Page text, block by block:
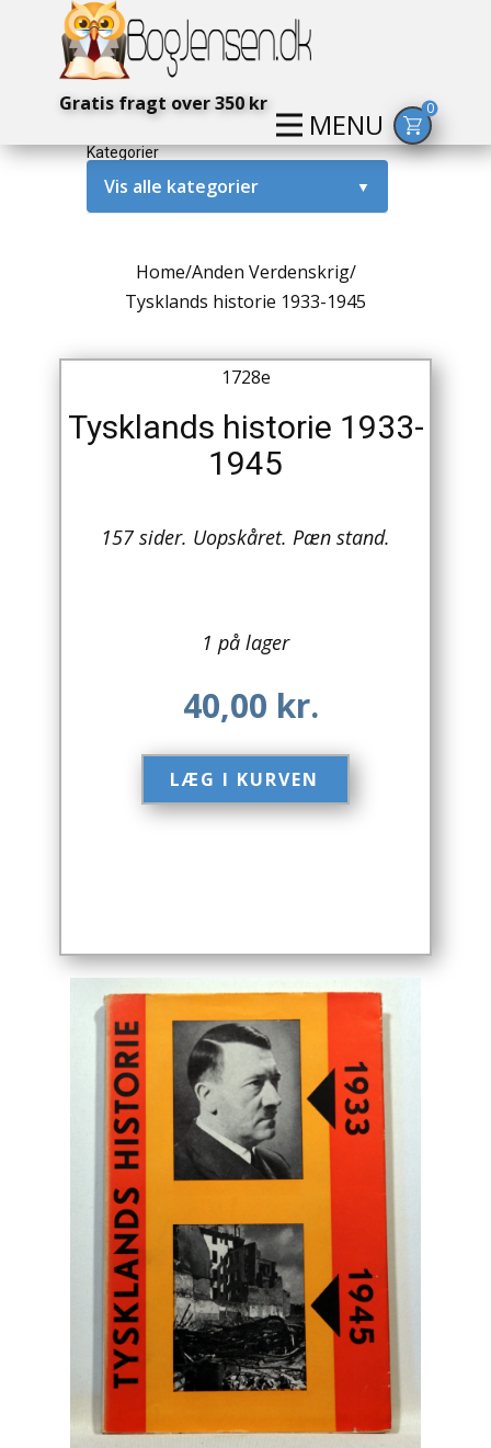
MENU
Gratis fragt over 350 kr 0
Kategorier
Vis alle kategorier ▼
Amerika / USA
Antikke / Specielle Bøger
Antikviteter
Arkitektur
Børnebøger
Drikkevare / Øl / Vin
Engelsk
Erhverv
Europa
Fantasy / Sciencefiction
Filosofi
Håndarbejde
Håndværk
Historie
Home/Anden Verdenskrig/
Tysklands historie 1933-1945
1728e
Tysklands historie 1933-
1945
157 sider. Uopskåret. Pæn stand.
1 på lager
40,00 kr.
LÆG I KURVEN​